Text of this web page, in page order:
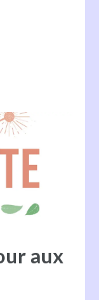
aux